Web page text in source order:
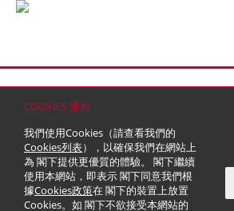
COOKIES 通知
我們使用Cookies（請查看我們的
Cookies列表），以確保我們在網站上
為 閣下提供更優質的體驗。 閣下繼續
使用本網站，即表示 閣下同意我們根
據Cookies政策在 閣下的裝置上放置
Cookies。如 閣下不欲接受本網站的
© 2026 嘉里建設有限公司 (於百慕達註冊成立之有限公司)